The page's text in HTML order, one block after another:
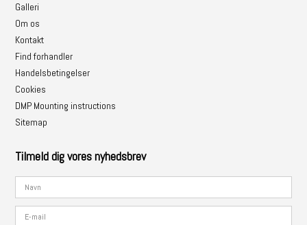
Galleri
Om os
Kontakt
Find forhandler
Handelsbetingelser
Cookies
DMP Mounting instructions
Sitemap
Tilmeld dig vores nyhedsbrev